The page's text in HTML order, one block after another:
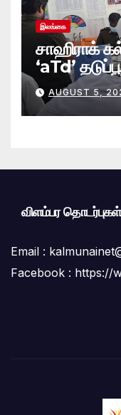
இலங்கை
சாஹிராக்
‘aTd’
அதிகாரி
AUGUST 5,
விளம்பர தொடர்புகள்
Email :
Facebook : https://